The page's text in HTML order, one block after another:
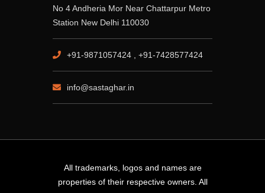
No 4 Andheria Mor Near Chattarpur Metro
Station New Delhi 110030
+91-9871057424 , +91-7428577424
info@sastaghar.in
All trademarks, logos and names are
properties of their respective owners. All